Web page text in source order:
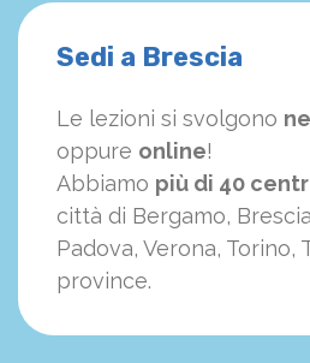
Sedi a Brescia
Le lezioni si svolgono
oppure online!
Abbiamo più di 40
città di Bergamo,
Padova, Verona, Torino,
province.